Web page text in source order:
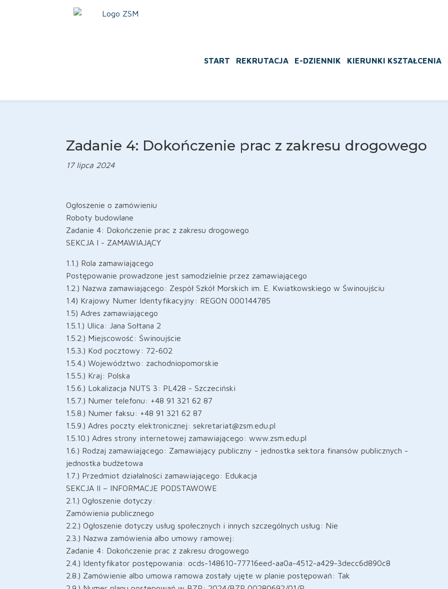
START REKRUTACJA E-DZIENNIK KIERUNKI KSZTAŁCENIA
Zadanie 4: Dokończenie prac z zakresu drogowego
17 lipca 2024
Ogłoszenie o zamówieniu
Roboty budowlane
Zadanie 4: Dokończenie prac z zakresu drogowego
SEKCJA I - ZAMAWIAJĄCY
1.1.) Rola zamawiającego
Postępowanie prowadzone jest samodzielnie przez zamawiającego
1.2.) Nazwa zamawiającego: Zespół Szkół Morskich im. E. Kwiatkowskiego w Świnoujściu
1.4) Krajowy Numer Identyfikacyjny: REGON 000144785
1.5) Adres zamawiającego
1.5.1.) Ulica: Jana Sołtana 2
1.5.2.) Miejscowość: Świnoujście
1.5.3.) Kod pocztowy: 72-602
1.5.4.) Województwo: zachodniopomorskie
1.5.5.) Kraj: Polska
1.5.6.) Lokalizacja NUTS 3: PL428 - Szczeciński
1.5.7.) Numer telefonu: +48 91 321 62 87
1.5.8.) Numer faksu: +48 91 321 62 87
1.5.9.) Adres poczty elektronicznej: sekretariat@zsm.edu.pl
1.5.10.) Adres strony internetowej zamawiającego: www.zsm.edu.pl
1.6.) Rodzaj zamawiającego: Zamawiający publiczny - jednostka sektora finansów publicznych -
jednostka budżetowa
1.7.) Przedmiot działalności zamawiającego: Edukacja
SEKCJA II – INFORMACJE PODSTAWOWE
2.1.) Ogłoszenie dotyczy:
Zamówienia publicznego
2.2.) Ogłoszenie dotyczy usług społecznych i innych szczególnych usług: Nie
2.3.) Nazwa zamówienia albo umowy ramowej:
Zadanie 4: Dokończenie prac z zakresu drogowego
2.4.) Identyfikator postępowania: ocds-148610-77716eed-aa0a-4512-a429-3decc6d890c8
2.8.) Zamówienie albo umowa ramowa zostały ujęte w planie postępowań: Tak